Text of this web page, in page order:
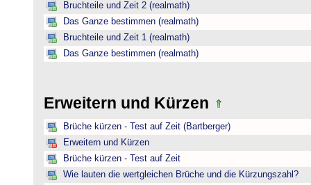
Bruchteile und Zeit 2 (realmath)
Das Ganze bestimmen (realmath)
Bruchteile und Zeit 1 (realmath)
Das Ganze bestimmen (realmath)
Erweitern und Kürzen
Brüche kürzen - Test auf Zeit (Bartberger)
Erweitern und Kürzen
Brüche kürzen - Test auf Zeit
Wie lauten die wertgleichen Brüche und die Kürzungszahl?